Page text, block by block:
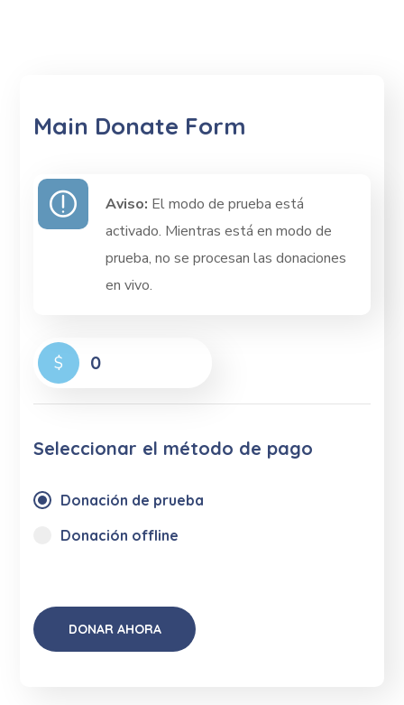
Main Donate Form
Aviso: El modo de prueba está
activado. Mientras está en modo de
prueba, no se procesan las donaciones
en vivo.
$ 0
Seleccionar el método de pago
Donación de prueba
Donación offline